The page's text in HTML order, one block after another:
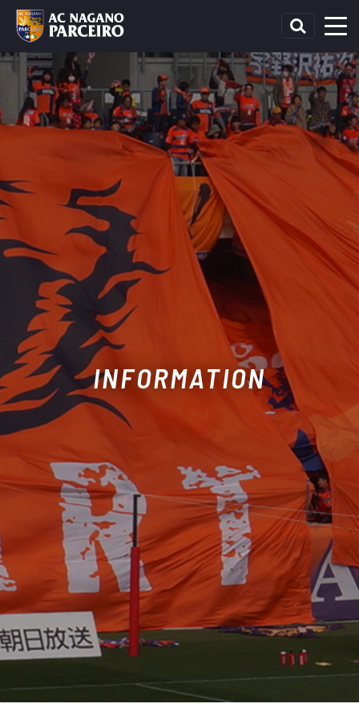
INFORMATION